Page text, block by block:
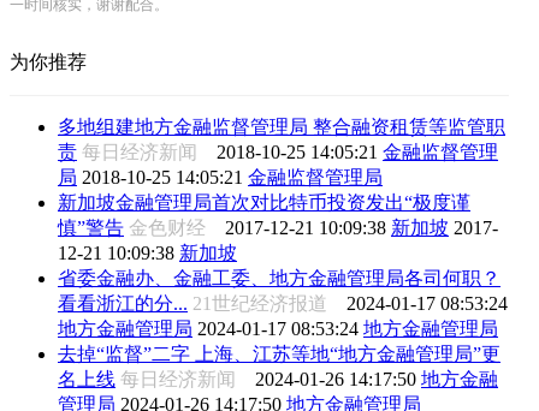
一时间核实，谢谢配合。
为你推荐
多地组建地方金融监督管理局 整合融资租赁等监管职
责 每日经济新闻 2018-10-25 14:05:21 金融监督管理
局 2018-10-25 14:05:21 金融监督管理局
新加坡金融管理局首次对比特币投资发出“极度谨
慎”警告 金色财经 2017-12-21 10:09:38 新加坡 2017-
12-21 10:09:38 新加坡
省委金融办、金融工委、地方金融管理局各司何职？
看看浙江的分... 21世纪经济报道 2024-01-17 08:53:24
地方金融管理局 2024-01-17 08:53:24 地方金融管理局
去掉“监督”二字 上海、江苏等地“地方金融管理局”更
名上线 每日经济新闻 2024-01-26 14:17:50 地方金融
管理局 2024-01-26 14:17:50 地方金融管理局